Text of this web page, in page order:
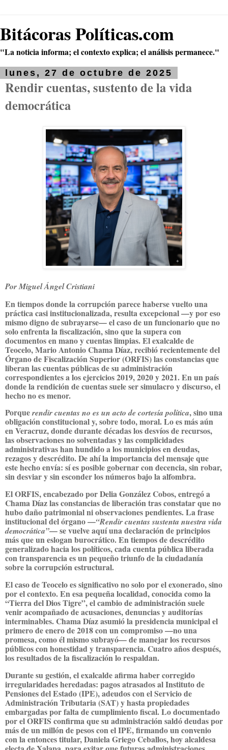
Bitácoras Políticas.com
"La noticia informa; el contexto explica; el análisis permanece."
lunes, 27 de octubre de 2025
Rendir cuentas, sustento de la vida
democrática
Por Miguel Ángel Cristiani
En tiempos donde la corrupción parece haberse vuelto una
práctica casi institucionalizada, resulta excepcional —y por eso
mismo digno de subrayarse— el caso de un funcionario que no
solo enfrenta la fiscalización, sino que la supera con
documentos en mano y cuentas limpias. El exalcalde de
Teocelo, Mario Antonio Chama Díaz, recibió recientemente del
Órgano de Fiscalización Superior (ORFIS) las constancias que
liberan las cuentas públicas de su administración
correspondientes a los ejercicios 2019, 2020 y 2021. En un país
donde la rendición de cuentas suele ser simulacro y discurso, el
hecho no es menor.
Porquerendir cuentas no es un acto de cortesía política, sino una
obligación constitucional y, sobre todo, moral. Lo es más aún
en Veracruz, donde durante décadas los desvíos de recursos,
las observaciones no solventadas y las complicidades
administrativas han hundido a los municipios en deudas,
rezagos y descrédito. De ahí la importancia del mensaje que
este hecho envía: sí es posible gobernar con decencia, sin robar,
sin desviar y sin esconder los números bajo la alfombra.
El ORFIS, encabezado por Delia González Cobos, entregó a
Chama Díaz las constancias de liberación tras constatar que no
hubo daño patrimonial ni observaciones pendientes. La frase
institucional del órgano —“Rendir cuentas sustenta nuestra vida
democrática”— se vuelve aquí una declaración de principios
más que un eslogan burocrático. En tiempos de descrédito
generalizado hacia los políticos, cada cuenta pública liberada
con transparencia es un pequeño triunfo de la ciudadanía
sobre la corrupción estructural.
El caso de Teocelo es significativo no solo por el exonerado, sino
por el contexto. En esa pequeña localidad, conocida como la
“Tierra del Dios Tigre”, el cambio de administración suele
venir acompañado de acusaciones, denuncias y auditorías
interminables. Chama Díaz asumió la presidencia municipal el
primero de enero de 2018 con un compromiso —no una
promesa, como él mismo subrayó— de manejar los recursos
públicos con honestidad y transparencia. Cuatro años después,
los resultados de la fiscalización lo respaldan.
Durante su gestión, el exalcalde afirma haber corregido
irregularidades heredadas: pagos atrasados al Instituto de
Pensiones del Estado (IPE), adeudos con el Servicio de
Administración Tributaria (SAT) y hasta propiedades
embargadas por falta de cumplimiento fiscal. Lo documentado
por el ORFIS confirma que su administración saldó deudas por
más de un millón de pesos con el IPE, firmando un convenio
con la entonces titular, Daniela Griego Ceballos, hoy alcaldesa